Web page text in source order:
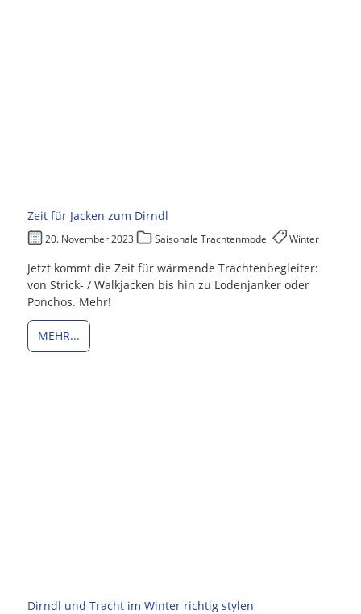
Zeit für Jacken zum Dirndl
20. November 2023 Saisonale Trachtenmode Winter
Jetzt kommt die Zeit für wärmende Trachtenbegleiter:
von Strick- / Walkjacken bis hin zu Lodenjanker oder
Ponchos. Mehr!
MEHR...
Dirndl und Tracht im Winter richtig stylen